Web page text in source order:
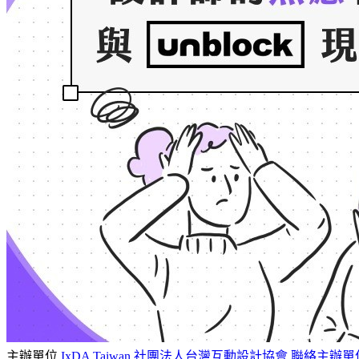
主辦單位 IxDA Taiwan 社團法人台灣互動設計協會 聯絡主辦單